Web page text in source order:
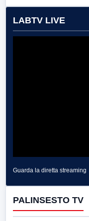
LABTV LIVE
Guarda la diretta streaming
PALINSESTO TV